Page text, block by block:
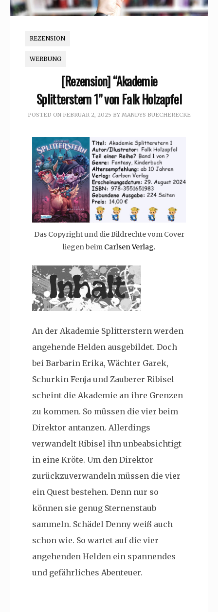
REZENSION
WERBUNG
[Rezension] “Akademie
Splitterstern 1” von Falk Holzapfel
POSTED ON FEBRUAR 2, 2025 BY MANDYS BUECHERECKE
Das Copyright und die Bildrechte vom Cover
liegen beim Carlsen Verlag.
An der Akademie Splitterstern werden
angehende Helden ausgebildet. Doch
bei Barbarin Erika, Wächter Garek,
Schurkin Fenja und Zauberer Ribisel
scheint die Akademie an ihre Grenzen
zu kommen. So müssen die vier beim
Direktor antanzen. Allerdings
verwandelt Ribisel ihn unbeabsichtigt
in eine Kröte. Um den Direktor
zurückzuverwandeln müssen die vier
ein Quest bestehen. Denn nur so
können sie genug Sternenstaub
sammeln. Schädel Denny weiß auch
schon wie. So wartet auf die vier
angehenden Helden ein spannendes
und gefährliches Abenteuer.